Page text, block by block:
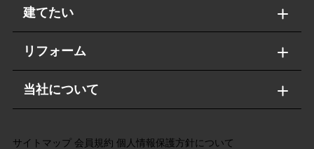
建てたい
リフォーム
当社について
サイトマップ 会員規約 個人情報保護方針について